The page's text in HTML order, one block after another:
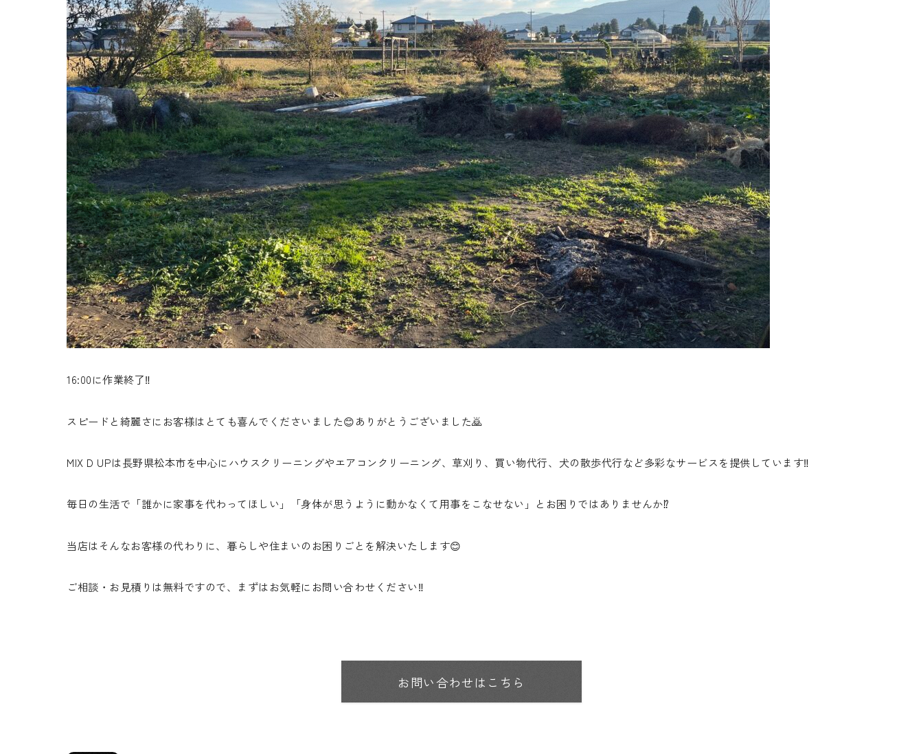
16:00に作業終了‼️
スピードと綺麗さにお客様はとても喜んでくださいました😊ありがとうございました🙇
MIX D UPは長野県松本市を中心にハウスクリーニングやエアコンクリーニング、草刈り、買い物代行、犬の散歩代行など多彩なサービスを提供しています‼️
毎日の生活で「誰かに家事を代わってほしい」「身体が思うように動かなくて用事をこなせない」とお困りではありませんか⁉️
当店はそんなお客様の代わりに、暮らしや住まいのお困りごとを解決いたします😊
ご相談・お見積りは無料ですので、まずはお気軽にお問い合わせください‼️
お問い合わせはこちら